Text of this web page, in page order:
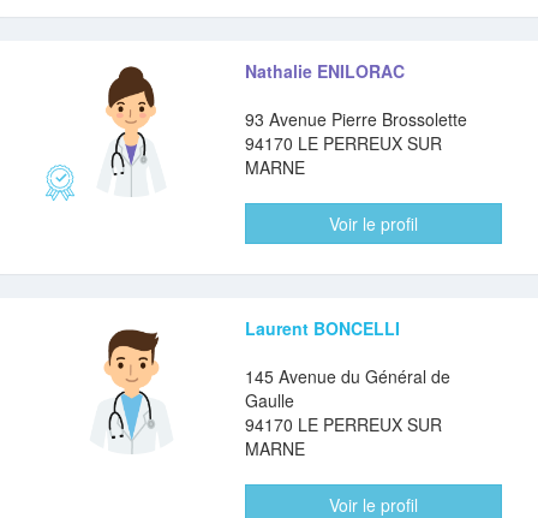
Nathalie ENILORAC
93 Avenue Pierre Brossolette
94170 LE PERREUX SUR
MARNE
Voir le profil
Laurent BONCELLI
145 Avenue du Général de
Gaulle
94170 LE PERREUX SUR
MARNE
Voir le profil